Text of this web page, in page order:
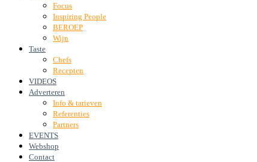
Focus
Inspiring People
BEROEP
Wijn
Taste
Chefs
Recepten
VIDEOS
Adverteren
Info & tarieven
Referenties
Partners
EVENTS
Webshop
Contact